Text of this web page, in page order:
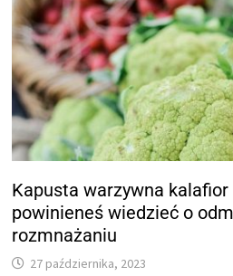
Kapusta warzywna
powinieneś wiedzieć o
rozmnażaniu
27 października, 2023